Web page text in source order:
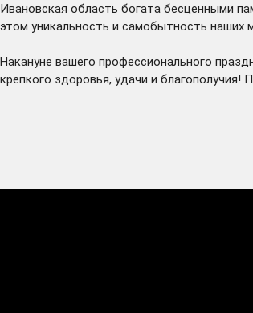
Ивановская область богата бесценными
этом уникальность и самобытность наших
Накануне вашего профессионального
крепкого здоровья, удачи и